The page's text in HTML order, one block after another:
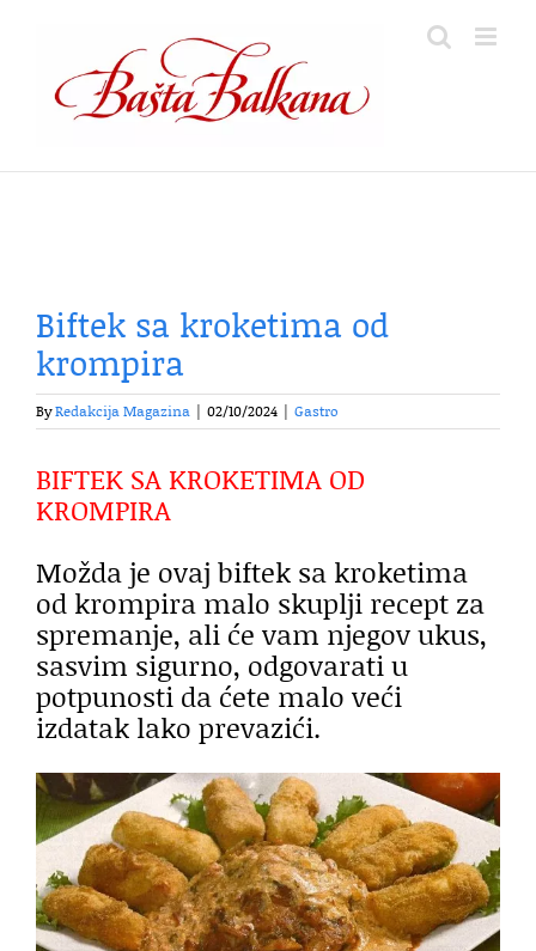
content
Biftek sa kroketima od
krompira
ByRedakcija Magazina 02/10/2024 Gastro
BIFTEK SA KROKETIMA OD
KROMPIRA
Možda je ovaj biftek sa kroketima
od krompira malo skuplji recept za
spremanje, ali će vam njegov ukus,
sasvim sigurno, odgovarati u
potpunosti da ćete malo veći
izdatak lako prevazići.